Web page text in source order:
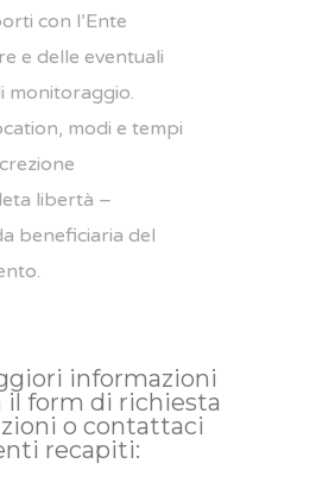
con l’Ente
e delle eventuali
monitoraggio.
modi e tempi
libertà –
beneficiaria del
informazioni
il form di richiesta
o contattaci
recapiti: